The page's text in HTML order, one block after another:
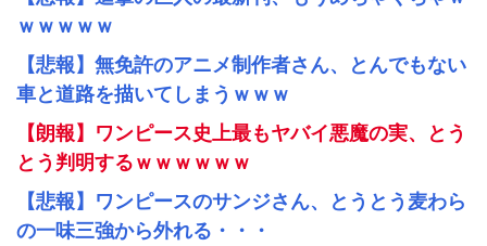
ｗｗｗｗｗ
【悲報】無免許のアニメ制作者さん、とんでもない
車と道路を描いてしまうｗｗｗ
【朗報】ワンピース史上最もヤバイ悪魔の実、とう
とう判明するｗｗｗｗｗｗ
【悲報】ワンピースのサンジさん、とうとう麦わら
の一味三強から外れる・・・